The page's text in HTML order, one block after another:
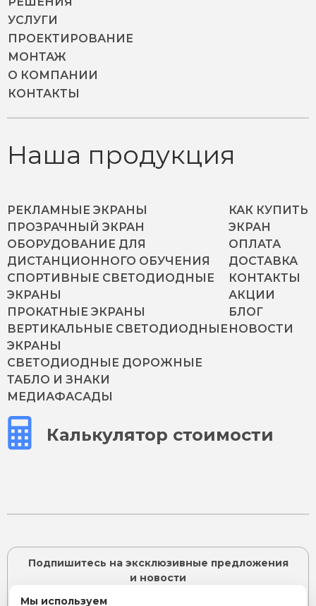
УСЛУГИ
ПРОЕКТИРОВАНИЕ
МОНТАЖ
О КОМПАНИИ
КОНТАКТЫ
Наша продукция
РЕКЛАМНЫЕ ЭКРАНЫ
ПРОЗРАЧНЫЙ ЭКРАН
ОБОРУДОВАНИЕ ДЛЯ
ДИСТАНЦИОННОГО ОБУЧЕНИЯ
СПОРТИВНЫЕ СВЕТОДИОДНЫЕ
ЭКРАНЫ
ПРОКАТНЫЕ ЭКРАНЫ
ВЕРТИКАЛЬНЫЕ СВЕТОДИОДНЫЕ
ЭКРАНЫ
СВЕТОДИОДНЫЕ ДОРОЖНЫЕ
ТАБЛО И ЗНАКИ
МЕДИАФАСАДЫ
КАК КУПИТЬ
ЭКРАН
ОПЛАТА
ДОСТАВКА
КОНТАКТЫ
АКЦИИ
БЛОГ
НОВОСТИ
Калькулятор стоимости
Подпишитесь на эксклюзивные предложения
и новости
Мы используем